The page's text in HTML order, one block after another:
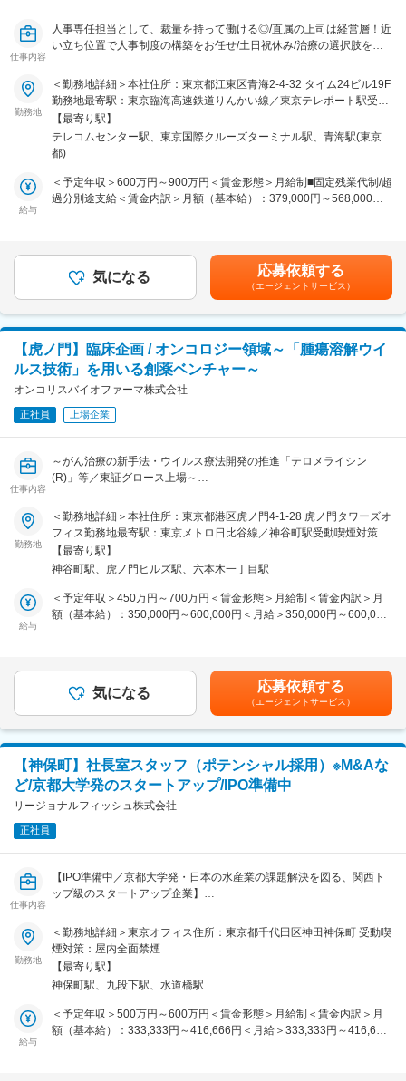
・市場・規制情報のリサーチと社内向け整理・共有
・検査センター・R&D・法務・財務等、社内関連部門との英語を介し
た連携
変更の範囲：会社の定める業務
仕事内容
人事専任担当として、裁量を持って働ける◎/直属の上司は経営層！近
い立ち位置で人事制度の構築をお任せ/土日祝休み/治療の選択肢を広
■業務内容：
当社は患者様の最善を考え続け、自社開発のヒトおよび動物由来成分
不含有培地を用いて、幹細胞の高率的な培養法、作用機序を明らかに
する研究を行っています。
医療の可能性を広げ、患者様の治療の選択肢を増やす再生医療の研
究。そんな事業を制度で支える人事労務業務ポジションの募集です。
■業務詳細：
・勤怠管理、給与計算、社会保険手続き、就業規則の整備、健康管理
┗実際の給与計算などは社労士事務所へ委託しています
・中途採用の企画、運営、応募者対応、内定者フォロー
■組織構成
現在、人事専任者はおらず、他の業務と兼務している状態です。
今回の募集で専任者を迎え、体制を強化し、より効率的で効果的な人
当社の組織は、社員一人ひとりの意見が反映されやすいフラットな構
造を持っています。
■入社後の流れ
入社後はまず会社のビジョンやミッション、業務フローについてのオ
その後、現行制度やプロセスを理解し、実際の業務に取り組みます。
初めは先輩社員のサポートを受けながら、徐々に独自の裁量を持って
業務を進めていただきます。
認し、次のステップに繋げていきます。
◎入社5年の社員が2人も代表取締役になれた（社長、副社長）実績の
ある開かれたベンチャーです！！
◎社員の声が通りやすく、実力が正当に評価される環境があります。
ベンチャーならではの業務の幅広さやプロジェクトを主体的に推進す
る楽しさ、達成感を味わうことができる職場です。
前向きに楽しめる方、自己成長を意識しながら仲間を尊重できる方の
ご応募をお待ちしています！
勤務地
＜勤務地詳細＞本社住所：東京都江東区青海2-4-32 タイム24ビル19F
勤務地最寄駅：東京臨海高速鉄道りんかい線／東京テレポート駅受動
喫煙対策：屋内全面禁煙変更の範囲：会社の定める事業所
【最寄り駅】
テレコムセンター駅、東京国際クルーズターミナル駅、青海駅(東京
都)
給与
＜予定年収＞600万円～900万円＜賃金形態＞月給制■固定残業代制/超
過分別途支給＜賃金内訳＞月額（基本給）：379,000円～568,000円
補足＞■昇給：4月■賞与：年2回（夏季、冬季）※実施の有無および金
額は会社業績および個人評価に基づきます。賃金はあくまでも目安の
金額であり、選考を通じて上下する可能性があります。月給(月額)は
固定手当を含めた表記です。
気になる 応募依頼する
（エージェントサービス）
【虎ノ門】臨床企画 / オンコロジー領域～「腫瘍溶解ウイ
ルス技術」を用いる創薬ベンチャー～
オンコリスバイオファーマ株式会社
正社員 上場企業
仕事内容
～がん治療の新手法・ウイルス療法開発の推進「テロメライシン
(R)」等／東証グロース上場～
■業務内容：
【創薬企画】
・承認申請に係る業務
・前臨床から臨床段階での開発企画・臨床試験推進業務
・開発企画の立案，実施と予算作成・管理
・国内・海外の非臨床/臨床開発計画の推進とCROマネジメント（非
臨床～PoC）
・臨床試験の実施（CROマネジメント、KOLマネジメントを含む）
■組織構成：
創薬企画部の人員は、現状8名体制です。（東京6名、神戸2名）
少数精鋭の為、開発フェーズに応じて幅広い業務を担当頂くことが出
■パイプライン：
・すでにアメリカでは腫瘍溶解ウイルス技術がFDAに承認申請されて
プラインの一つの「テロメライシン(R)」ではすでに食道がんなど複
数のがんで開発を遂行しています。2019年4月、厚生労働省の定める
の承認申請に向け準備を進めています。
・これまでの臨床研究では風邪に似た症状の副作用は確認されていま
を切らずに治療する』ことを目指して、患者さんの負担を軽減するこ
とが期待できます。
■当社の特徴・魅力：
薬」を世の中に出して行きたい、と言う考えから、社員一人ひとりが
主役となって働ける会社です。
勤務地
＜勤務地詳細＞本社住所：東京都港区虎ノ門4-1-28 虎ノ門タワーズオ
フィス勤務地最寄駅：東京メトロ日比谷線／神谷町駅受動喫煙対策：
屋内全面禁煙変更の範囲：会社の定める事業所
【最寄り駅】
神谷町駅、虎ノ門ヒルズ駅、六本木一丁目駅
給与
＜予定年収＞450万円～700万円＜賃金形態＞月給制＜賃金内訳＞月
額（基本給）：350,000円～600,000円＜月給＞350,000円～600,000
る可能性があります。月給(月額)は固定手当を含めた表記です。
気になる 応募依頼する
（エージェントサービス）
【神保町】社長室スタッフ（ポテンシャル採用）※M&Aな
ど/京都大学発のスタートアップ/IPO準備中
リージョナルフィッシュ株式会社
正社員
仕事内容
【IPO準備中／京都大学発・日本の水産業の課題解決を図る、関西ト
ップ級のスタートアップ企業】
品種改良技術と、IoTなどを駆使したスマート養殖技術によって、日
本の養殖業の成長に貢献している当社の社長室スタッフを募集しま
す。
社長室ではM&Aの推進、中期経営計画策定、IPO準備、調達、ファイ
ナンス、経営企画、内部統制と幅広い業務を行っています。
今回メンバーとして、幅広い業務の補助を担っていただける方を募集
します。
勤務地
＜勤務地詳細＞東京オフィス住所：東京都千代田区神田神保町 受動喫
煙対策：屋内全面禁煙
【最寄り駅】
神保町駅、九段下駅、水道橋駅
給与
＜予定年収＞500万円～600万円＜賃金形態＞月給制＜賃金内訳＞月
額（基本給）：333,333円～416,666円＜月給＞333,333円～416,666